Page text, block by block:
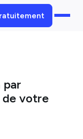
par
de votre